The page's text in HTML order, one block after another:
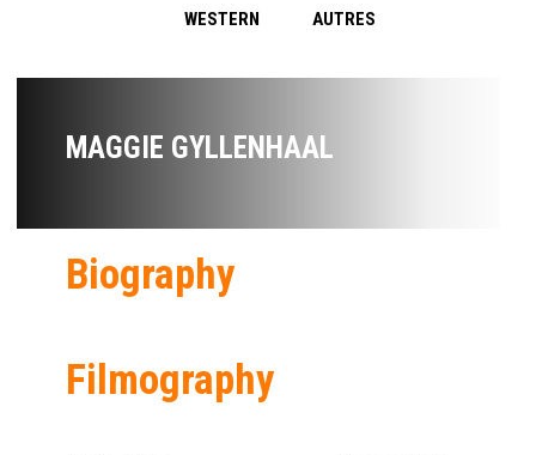
WESTERN AUTRES
MAGGIE GYLLENHAAL
Biography
Filmography